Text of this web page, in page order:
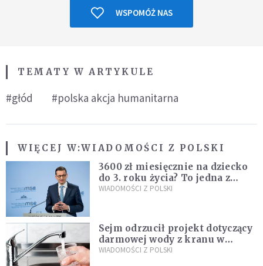
WSPOMÓŻ NAS
TEMATY W ARTYKULE
#głód #polska akcja humanitarna
WIĘCEJ W:WIADOMOŚCI Z POLSKI
3600 zł miesięcznie na dziecko
do 3. roku życia? To jedna z
propozycji programu "Rozwój
WIADOMOŚCI Z POLSKI
Sejm odrzucił projekt dotyczący
darmowej wody z kranu w
restauracjach
WIADOMOŚCI Z POLSKI